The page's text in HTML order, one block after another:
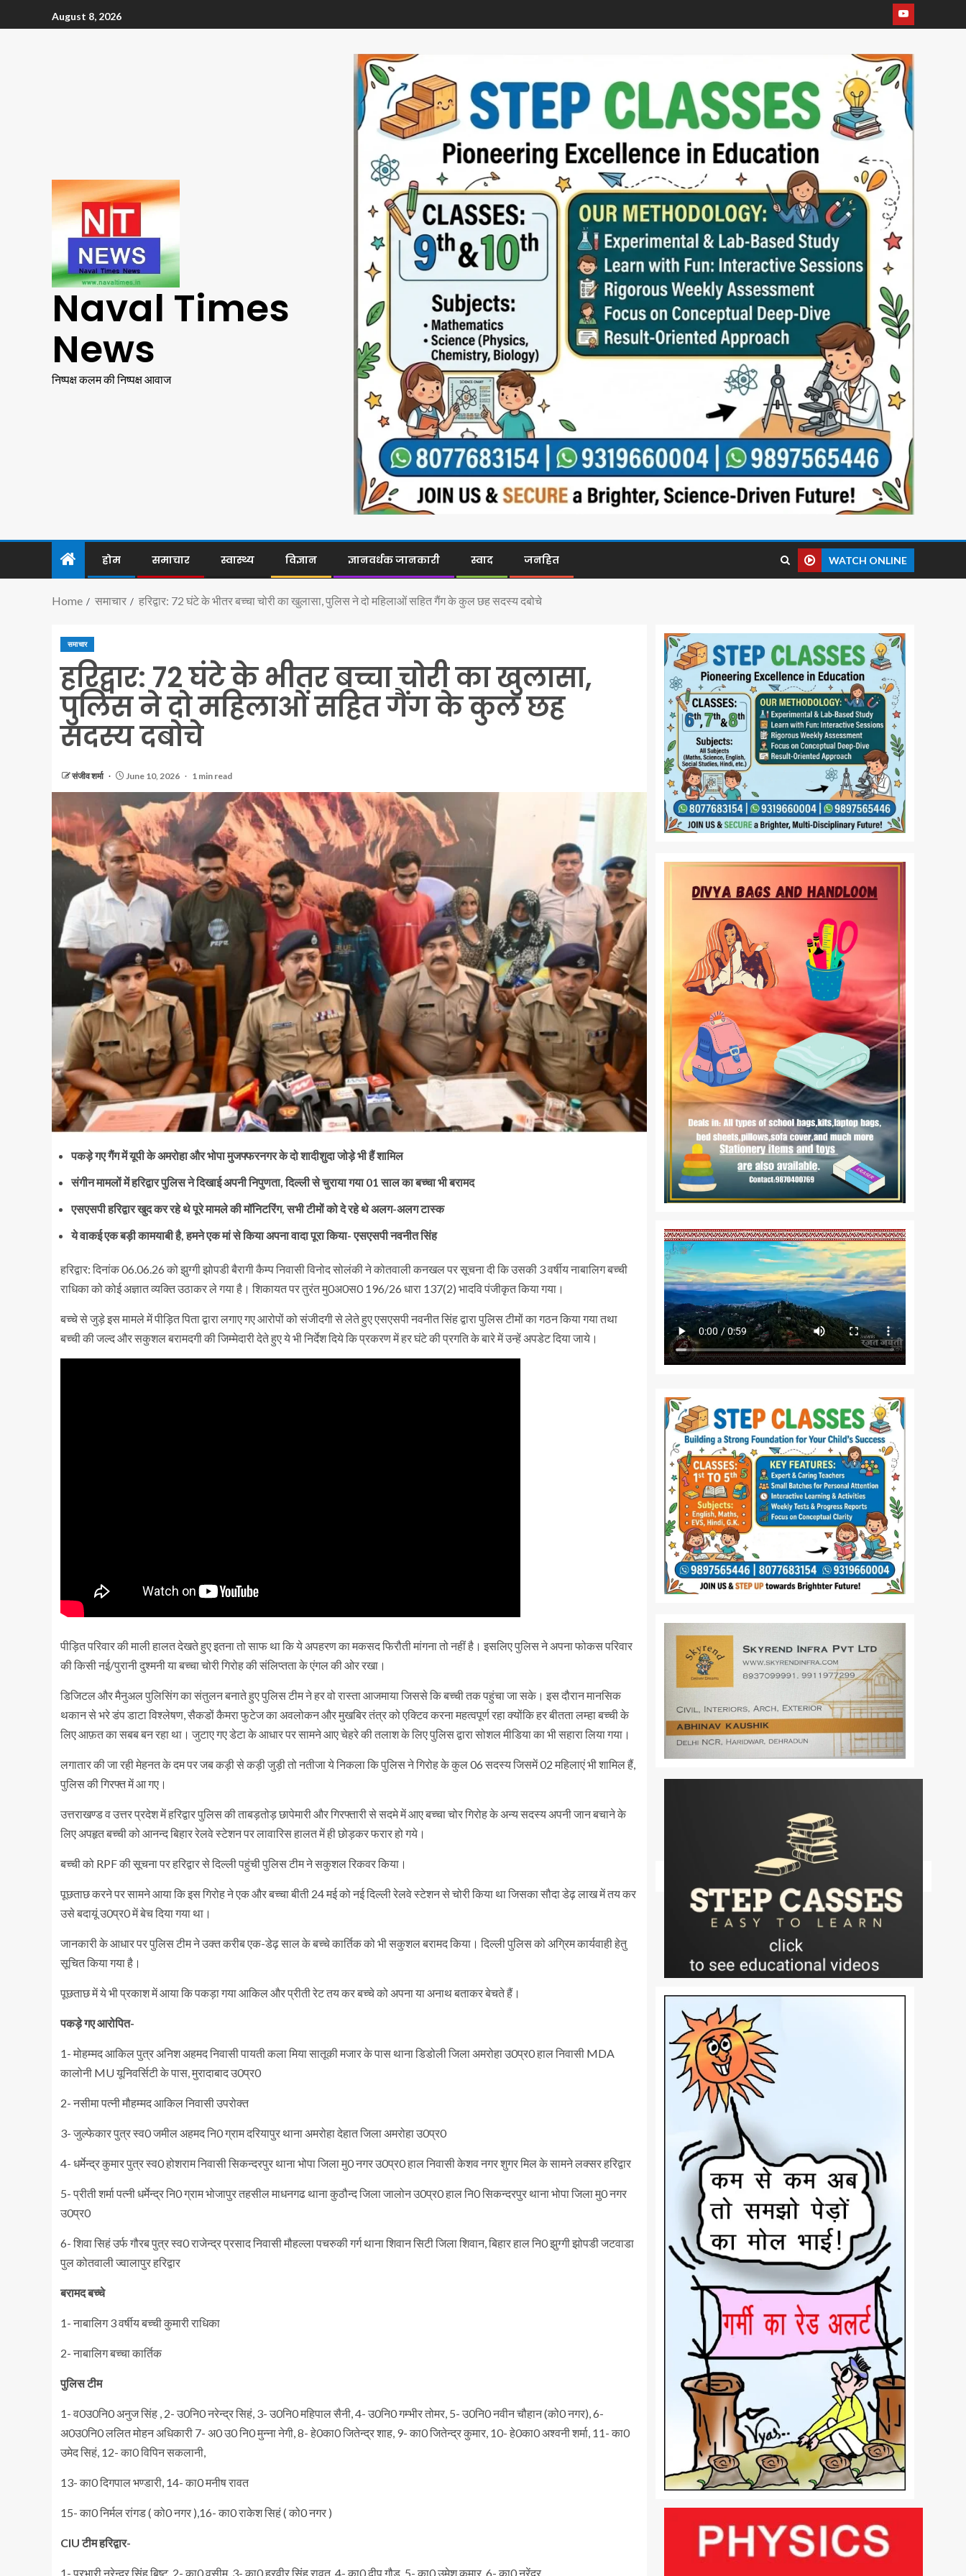
August 8, 2026
Naval Times
News
निष्पक्ष कलम की निष्पक्ष आवाज
होम समाचार स्वास्थ्य विज्ञान ज्ञानवर्धक जानकारी स्वाद जनहित WATCH ONLINE
Home समाचार हरिद्वार: 72 घंटे के भीतर बच्चा चोरी का खुलासा, पुलिस ने दो महिलाओं सहित गैंग के कुल छह सदस्य दबोचे
समाचार
हरिद्वार: 72 घंटे के भीतर बच्चा चोरी का खुलासा,
पुलिस ने दो महिलाओं सहित गैंग के कुल छह
सदस्य दबोचे
संजीव शर्मा June 10, 2026 1 min read
पकड़े गए गैंग में यूपी के अमरोहा और भोपा मुजफ्फरनगर के दो शादीशुदा जोड़े भी हैं शामिल
संगीन मामलों में हरिद्वार पुलिस ने दिखाई अपनी निपुणता, दिल्ली से चुराया गया 01 साल का बच्चा भी बरामद
एसएसपी हरिद्वार खुद कर रहे थे पूरे मामले की मॉनिटरिंग, सभी टीमों को दे रहे थे अलग-अलग टास्क
ये वाकई एक बड़ी कामयाबी है, हमने एक मां से किया अपना वादा पूरा किया- एसएसपी नवनीत सिंह
हरिद्वार: दिनांक 06.06.26 को झुग्गी झोपडी बैरागी कैम्प निवासी विनोद सोलंकी ने कोतवाली कनखल पर सूचना दी कि उसकी 3 वर्षीय नाबालिग बच्ची
राधिका को कोई अज्ञात व्यक्ति उठाकर ले गया है। शिकायत पर तुरंत मु0अ0स0 196/26 धारा 137(2) भादवि पंजीकृत किया गया।
बच्चे से जुड़े इस मामले में पीड़ित पिता द्वारा लगाए गए आरोपों को संजीदगी से लेते हुए एसएसपी नवनीत सिंह द्वारा पुलिस टीमों का गठन किया गया तथा
बच्ची की जल्द और सकुशल बरामदगी की जिम्मेदारी देते हुए ये भी निर्देश दिये कि प्रकरण में हर घंटे की प्रगति के बारे में उन्हें अपडेट दिया जाये।
पीड़ित परिवार की माली हालत देखते हुए इतना तो साफ था कि ये अपहरण का मकसद फिरौती मांगना तो नहीं है। इसलिए पुलिस ने अपना फोकस परिवार
की किसी नई/पुरानी दुश्मनी या बच्चा चोरी गिरोह की संलिप्तता के एंगल की ओर रखा।
डिजिटल और मैनुअल पुलिसिंग का संतुलन बनाते हुए पुलिस टीम ने हर वो रास्ता आजमाया जिससे कि बच्ची तक पहुंचा जा सके। इस दौरान मानसिक
थकान से भरे डंप डाटा विश्लेषण, सैकडों कैमरा फुटेज का अवलोकन और मुखबिर तंत्र को एक्टिव करना महत्वपूर्ण रहा क्योंकि हर बीतता लम्हा बच्ची के
लिए आफ़त का सबब बन रहा था। जुटाए गए डेटा के आधार पर सामने आए चेहरे की तलाश के लिए पुलिस द्वारा सोशल मीडिया का भी सहारा लिया गया।
लगातार की जा रही मेहनत के दम पर जब कड़ी से कड़ी जुड़ी तो नतीजा ये निकला कि पुलिस ने गिरोह के कुल 06 सदस्य जिसमें 02 महिलाएं भी शामिल हैं,
पुलिस की गिरफ्त में आ गए।
उत्तराखण्ड व उत्तर प्रदेश में हरिद्वार पुलिस की ताबड़तोड़ छापेमारी और गिरफ्तारी से सदमे में आए बच्चा चोर गिरोह के अन्य सदस्य अपनी जान बचाने के
लिए अपहृत बच्ची को आनन्द बिहार रेलवे स्टेशन पर लावारिस हालत में ही छोड़कर फरार हो गये।
बच्ची को RPF की सूचना पर हरिद्वार से दिल्ली पहुंची पुलिस टीम ने सकुशल रिकवर किया।
पूछताछ करने पर सामने आया कि इस गिरोह ने एक और बच्चा बीती 24 मई को नई दिल्ली रेलवे स्टेशन से चोरी किया था जिसका सौदा डेढ़ लाख में तय कर
उसे बदायूं उ0प्र0 में बेच दिया गया था।
जानकारी के आधार पर पुलिस टीम ने उक्त करीब एक-डेढ़ साल के बच्चे कार्तिक को भी सकुशल बरामद किया। दिल्ली पुलिस को अग्रिम कार्यवाही हेतु
सूचित किया गया है।
पूछताछ में ये भी प्रकाश में आया कि पकड़ा गया आकिल और प्रीती रेट तय कर बच्चे को अपना या अनाथ बताकर बेचते हैं।
पकड़े गए आरोपित-
1- मोहम्मद आकिल पुत्र अनिश अहमद निवासी पायती कला मिया सातूकी मजार के पास थाना डिडोली जिला अमरोहा उ0प्र0 हाल निवासी MDA
कालोनी MU यूनिवर्सिटी के पास, मुरादाबाद उ0प्र0
2- नसीमा पत्नी मौहम्मद आकिल निवासी उपरोक्त
3- जुल्फेकार पुत्र स्व0 जमील अहमद नि0 ग्राम दरियापुर थाना अमरोहा देहात जिला अमरोहा उ0प्र0
4- धर्मेन्द्र कुमार पुत्र स्व0 होशराम निवासी सिकन्दरपुर थाना भोपा जिला मु0 नगर उ0प्र0 हाल निवासी केशव नगर शुगर मिल के सामने लक्सर हरिद्वार
5- प्रीती शर्मा पत्नी धर्मेन्द्र नि0 ग्राम भोजापुर तहसील माधनगढ थाना कुठौन्द जिला जालोन उ0प्र0 हाल नि0 सिकन्दरपुर थाना भोपा जिला मु0 नगर
उ0प्र0
6- शिवा सिहं उर्फ गौरब पुत्र स्व0 राजेन्द्र प्रसाद निवासी मौहल्ला पचरुकी गर्ग थाना शिवान सिटी जिला शिवान, बिहार हाल नि0 झुग्गी झोपडी जटवाडा
पुल कोतवाली ज्वालापुर हरिद्वार
बरामद बच्चे
1- नाबालिग 3 वर्षीय बच्ची कुमारी राधिका
2- नाबालिग बच्चा कार्तिक
पुलिस टीम
1- व0उ0नि0 अनुज सिंह , 2- उ0नि0 नरेन्द्र सिहं, 3- उ0नि0 महिपाल सैनी, 4- उ0नि0 गम्भीर तोमर, 5- उ0नि0 नवीन चौहान (को0 नगर), 6-
अ0उ0नि0 ललित मोहन अधिकारी 7- अ0 उ0 नि0 मुन्ना नेगी, 8- हे0का0 जितेन्द्र शाह, 9- का0 जितेन्द्र कुमार, 10- हे0का0 अश्वनी शर्मा, 11- का0
उमेद सिहं, 12- का0 विपिन सकलानी,
13- का0 दिगपाल भण्डारी, 14- का0 मनीष रावत
15- का0 निर्मल रांगड ( को0 नगर ),16- का0 राकेश सिहं ( को0 नगर )
CIU टीम हरिद्वार-
1- प्रभारी नरेन्द्र सिंह बिष्ट, 2- का0 वसीम ,3- का0 हरवीर सिंह रावत ,4- का0 दीप गौड ,5- का0 उमेश कुमार ,6- का0 नरेंद्र